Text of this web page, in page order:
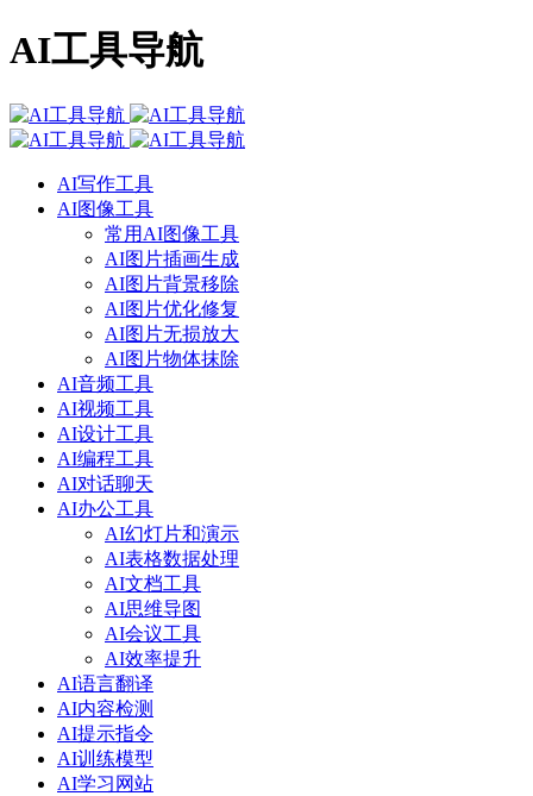
AI工具导航
AI写作工具
AI图像工具
常用AI图像工具
AI图片插画生成
AI图片背景移除
AI图片优化修复
AI图片无损放大
AI图片物体抹除
AI音频工具
AI视频工具
AI设计工具
AI编程工具
AI对话聊天
AI办公工具
AI幻灯片和演示
AI表格数据处理
AI文档工具
AI思维导图
AI会议工具
AI效率提升
AI语言翻译
AI内容检测
AI提示指令
AI训练模型
AI学习网站